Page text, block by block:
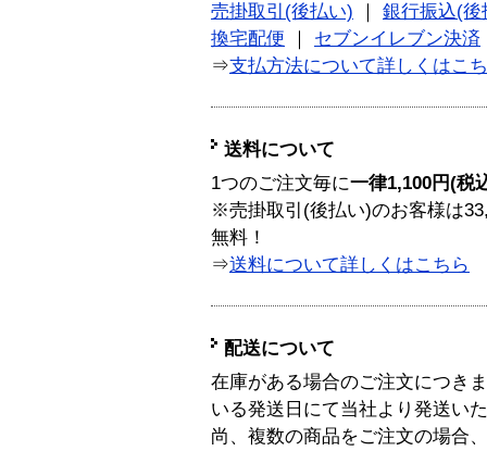
売掛取引(後払い)
銀行振込(後
換宅配便
セブンイレブン決済
⇒支払方法について詳しくはこ
送料について
1つのご注文毎に一律1,100円(税
※売掛取引(後払い)のお客様は
無料！
⇒送料について詳しくはこちら
配送について
在庫がある場合のご注文につき
いる発送日にて当社より発送い
尚、複数の商品をご注文の場合